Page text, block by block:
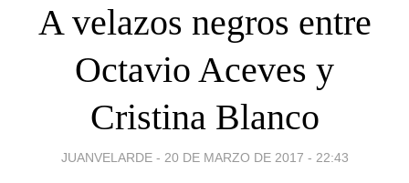
A velazos negros entre
Octavio Aceves y
Cristina Blanco
JUANVELARDE - 20 DE MARZO DE 2017 - 22:43